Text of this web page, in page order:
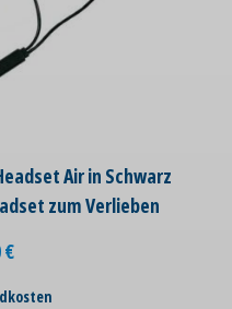
Air in Schwarz
zum Verlieben
€